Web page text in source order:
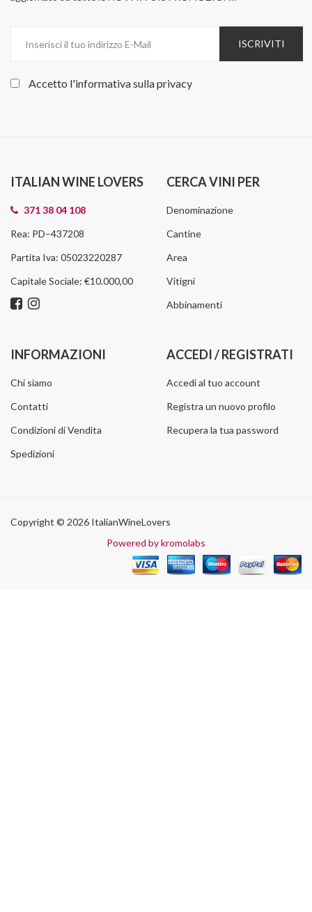
ISCRIVITI
Accetto l'informativa sullaprivacy
ITALIAN WINE LOVERS
371 38 04 108
Rea: PD–437208
Partita Iva: 05023220287
Capitale Sociale: €10.000,00
CERCA VINI PER
Denominazione
Cantine
Area
Vitigni
Abbinamenti
INFORMAZIONI
Chi siamo
Contatti
Condizioni di Vendita
Spedizioni
ACCEDI / REGISTRATI
Accedi al tuo account
Registra un nuovo profilo
Recupera la tua password
Copyright © 2026 ItalianWineLovers
Powered by kromolabs